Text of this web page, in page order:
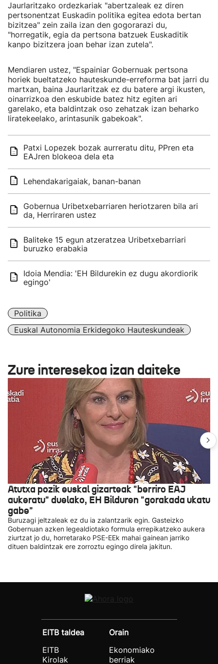
Jaurlaritzako ordezkariak "abertzaleak ez diren
pertsonentzat Euskadin politika egitea edota bertan
bizitzea" zein zaila izan den gogorarazi du,
"horregatik, egia da pertsona batzuek Euskaditik
kanpo bizitzera joan behar izan zutela".
Mendiaren ustez, "Espainiar Gobernuak pertsona
horiek bueltatzeko hauteskunde-erreforma bat jarri du
martxan, baina Jaurlaritzak ez du batere argi ikusten,
oinarrizkoa den eskubide batez hitz egiten ari
garelako, eta baldintzak oso zehatzak izan beharko
liratekeelako, arintasunik gabekoak".
Patxi Lopezek bozak aurreratu ditu, PPren eta
EAJren blokeoa dela eta
Lehendakarigaiak, banan-banan
Gobernua Uribetxebarriaren heriotzaren bila ari
da, Herriraren ustez
Baliteke 15 egun atzeratzea Uribetxebarriari
buruzko erabakia
Idoia Mendia: 'EH Bildurekin ez dugu akordiorik
egingo'
Politika
Euskal Autonomia Erkidegoko Hauteskundeak
Zure interesekoa izan daiteke
Atutxa pozik euskal gizarteak "berriro EAJ
aukeratu" duelako, EH Bilduren "gorakada ukatu
gabe"
Buruzagi jeltzaleak ez du ia zalantzarik egin. Gasteizko
Gobernuan azken legealdiotako formula errepikatzeko aukera
ziurtzat jo du, horretarako PSE-EEk mahai gainean jarriko
dituen baldintzak ere zorroztu egingo direla jakitun.
EITB taldea
EITB
Kirolak
Orain
Ekonomiako
berriak